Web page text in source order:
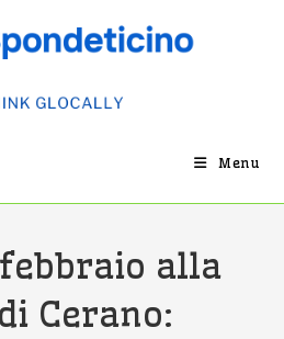
Menu
alla
Cerano: